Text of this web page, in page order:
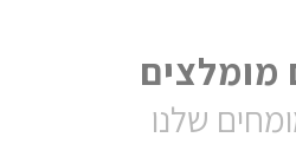
מומלצים
שלנו